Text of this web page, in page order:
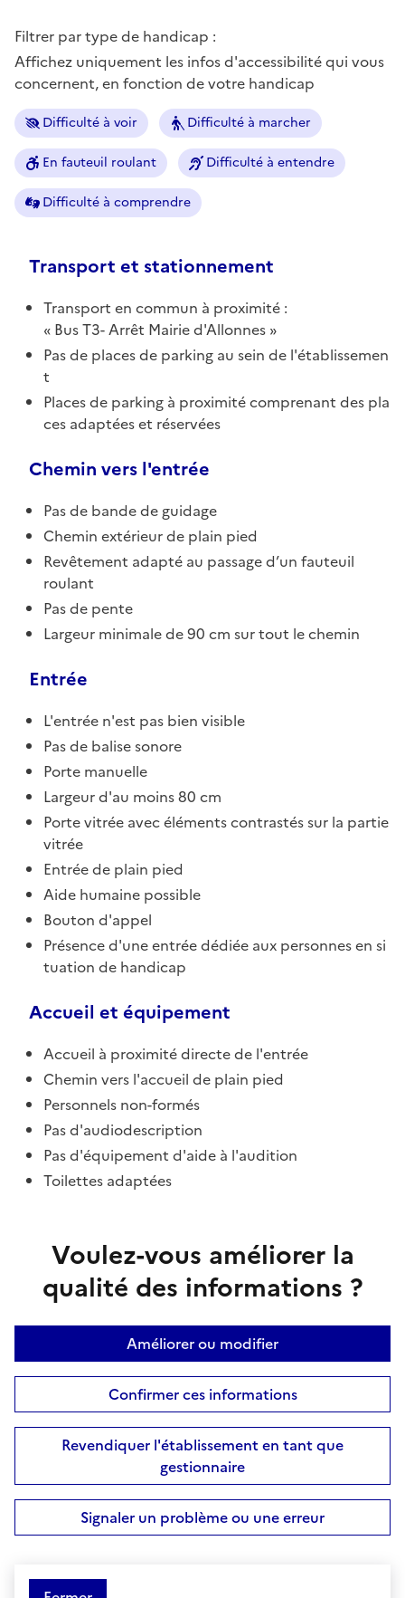
Filtrer par type de handicap :
Affichez uniquement les infos d'accessibilité qui vous
concernent, en fonction de votre handicap
Difficulté à voir Difficulté à marcher
En fauteuil roulant Difficulté à entendre
Difficulté à comprendre
Transport et stationnement
Transport en commun à proximité :
Bus T3- Arrêt Mairie d'Allonnes
Pas de places de parking au sein de l'établissemen
t
Places de parking à proximité comprenant des pla
ces adaptées et réservées
Chemin vers l'entrée
Pas de bande de guidage
Chemin extérieur de plain pied
Revêtement adapté au passage d’un fauteuil
roulant
Pas de pente
Largeur minimale de 90 cm sur tout le chemin
Entrée
L'entrée n'est pas bien visible
Pas de balise sonore
Porte manuelle
Largeur d'au moins 80 cm
Porte vitrée avec éléments contrastés sur la partie
vitrée
Entrée de plain pied
Aide humaine possible
Bouton d'appel
Présence d'une entrée dédiée aux personnes en si
tuation de handicap
Accueil et équipement
Accueil à proximité directe de l'entrée
Chemin vers l'accueil de plain pied
Personnels non-formés
Pas d'audiodescription
Pas d'équipement d'aide à l'audition
Toilettes adaptées
Voulez-vous améliorer la
qualité des informations ?
Améliorer ou modifier
Confirmer ces informations
Revendiquer l'établissement en tant que
gestionnaire
Signaler un problème ou une erreur